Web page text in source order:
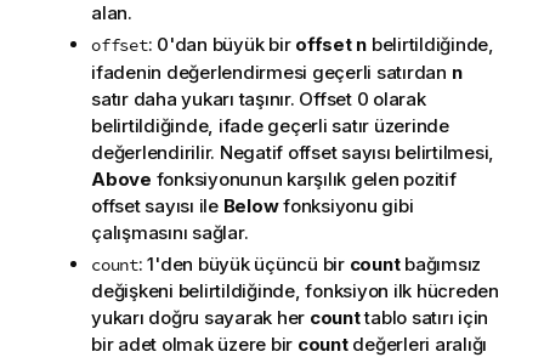
alan.
offset: 0'dan büyük bir offset n belirtildiğinde,
ifadenin değerlendirmesi geçerli satırdan n
satır daha yukarı taşınır. Offset 0 olarak
belirtildiğinde, ifade geçerli satır üzerinde
değerlendirilir. Negatif offset sayısı belirtilmesi,
Above fonksiyonunun karşılık gelen pozitif
offset sayısı ile Belowfonksiyonu gibi
çalışmasını sağlar.
count: 1'den büyük üçüncü bir countbağımsız
değişkeni belirtildiğinde, fonksiyon ilk hücreden
yukarı doğru sayarak her counttablo satırı için
bir adet olmak üzere bir countdeğerleri aralığı